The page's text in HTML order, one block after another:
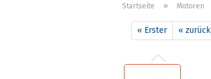
Startseite » Motoren
« Erster « zurück